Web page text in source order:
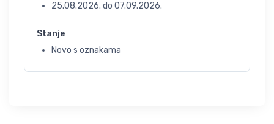
25.08.2026. do 07.09.2026.
Stanje
Novo s oznakama